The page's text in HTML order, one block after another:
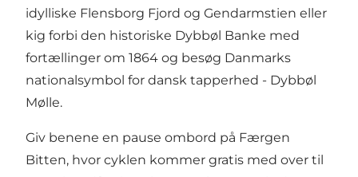
idylliske Flensborg Fjord og Gendarmstien eller
kig forbi den historiske Dybbøl Banke med
fortællinger om 1864 og besøg Danmarks
nationalsymbol for dansk tapperhed - Dybbøl
Mølle.
Giv benene en pause ombord på Færgen
Bitten, hvor cyklen kommer gratis med over til